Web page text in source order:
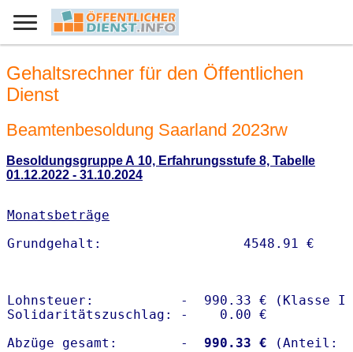
Gehaltsrechner für den Öffentlichen
Dienst
Beamtenbesoldung Saarland 2023rw
Besoldungsgruppe A 10, Erfahrungsstufe 8, Tabelle
01.12.2022 - 31.10.2024
Monatsbeträge
Lohnsteuer:           -  990.33 € (Klasse I)
Solidaritätszuschlag: -    0.00 €
Abzüge gesamt:        -
  990.33 €